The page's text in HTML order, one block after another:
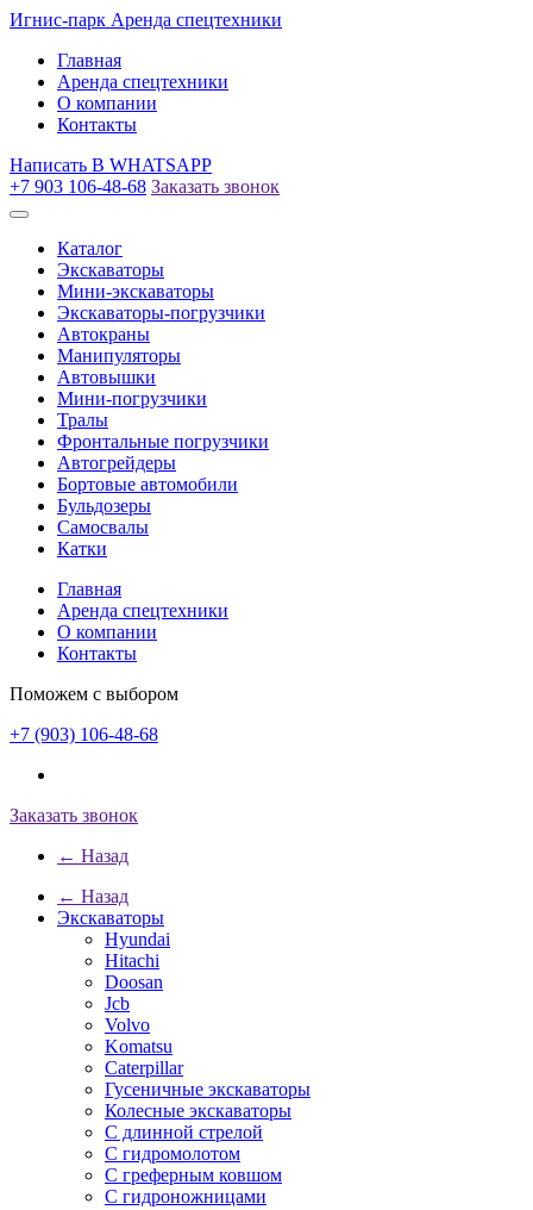
Игнис-парк Аренда спецтехники
Главная
Аренда спецтехники
О компании
Контакты
Написать В WHATSAPP
+7 903 106-48-68 Заказать звонок
Каталог
Экскаваторы
Мини-экскаваторы
Экскаваторы-погрузчики
Автокраны
Манипуляторы
Автовышки
Мини-погрузчики
Тралы
Фронтальные погрузчики
Автогрейдеры
Бортовые автомобили
Бульдозеры
Самосвалы
Катки
Главная
Аренда спецтехники
О компании
Контакты
Поможем с выбором
+7 (903) 106-48-68
Заказать звонок
← Назад
← Назад
Экскаваторы
Hyundai
Hitachi
Doosan
Jcb
Volvo
Komatsu
Caterpillar
Гусеничные экскаваторы
Колесные экскаваторы
С длинной стрелой
С гидромолотом
С греферным ковшом
С гидроножницами